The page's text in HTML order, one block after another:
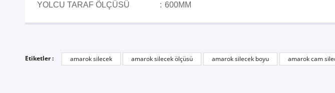
YOLCU TARAF ÖLÇÜSÜ
: 600MM
Bu ürüne ilk
Etiketler : amarok silecek amarok silecek ölçüsü amarok silecek boyu amarok cam